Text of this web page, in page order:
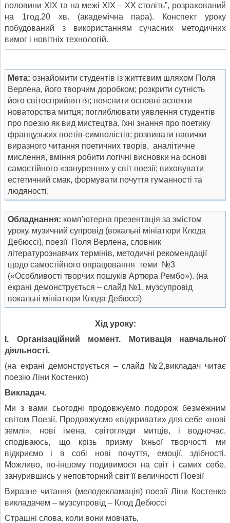
половини ХІХ та на межі ХІХ – ХХ століть”, розрахований
на 1год.20 хв. (академічна пара). Конспект уроку
побудований з використанням сучасних методичних
вимог і новітніх технологій.
Мета: ознайомити студентів із життєвим шляхом Поля
Верлена, його творчим доробком; розкрити сутність
його світосприйняття; пояснити основні аспекти
новаторства митця; поглиблювати уявлення студентів
про поезію як вид мистецтва, їхні знання про поетику
французьких поетів-символістів; розвивати навички
виразного читання поетичних творів, аналітичне
мислення, вміння робити логічні висновки на основі
самостійного «занурення» у світ поезії; виховувати
естетичний смак, формувати почуття гуманності та
людяності.
Обладнання: комп’ютерна презентація за змістом
уроку, музичний супровід (вокальні мініатюри Клода
Дебюссі), поезії Поля Верлена, словник
літературознавчих термінів, методичні рекомендації
щодо самостійного опрацювання теми №3
(«Особливості творчих пошуків Артюра Рембо»). (на
екрані демонструється – слайд №1, музсупровід
вокальні мініатюри Клода Дебюссі)
Хід уроку:
І. Організаційний момент. Мотивація навчальної
діяльності.
(на екрані демонструється – слайд №2,викладач читає
поезію Ліни Костенко)
Викладач.
Ми з вами сьогодні продовжуємо подорож безмежним
світом Поезії. Продовжуємо «відкривати» для себе «нові
землі», нові імена, світогляди митців, і водночас,
сподіваюсь, що крізь призму їхньої творчості ми
відкриємо і в собі нові почуття, емоції, здібності.
Можливо, по-іншому подивимося на світ і самих себе,
занурившись у неповторний світ її величності Поезії
Виразне читання (мелодекламація) поезії Ліни Костенко
викладачем – музсупровід – Клод Дебюссі
Страшні слова, коли вони мовчать,